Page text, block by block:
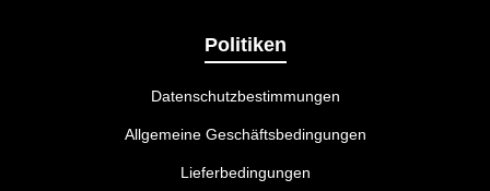
Politiken
Datenschutzbestimmungen
Allgemeine Geschäftsbedingungen
Lieferbedingungen